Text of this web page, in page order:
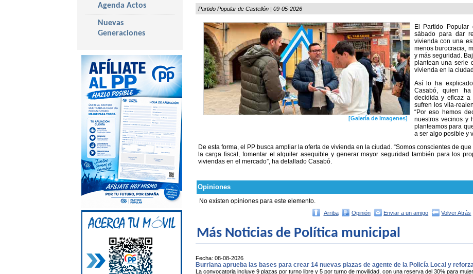
Partido Popular de Castellón | 09-05-2026
[Galería de Imagenes]
El Partido
sábado para dar
vivienda con una
menos burocracia,
y más seguridad.
plantean una serie
vivienda en la
Así lo ha
Casabó, quien
decidida y eficaz a
sufren los vila-
“Por eso hemos
nuestros vecinos y
planteamos para
a ser algo posible y
De esta forma, el PP busca ampliar la oferta de vivienda en la ciudad. “Somos conscientes de
la carga fiscal, fomentar el alquiler asequible y generar mayor seguridad también para los
viviendas en el mercado”, ha detallado Casabó.
Opiniones
No existen opiniones para este elemento.
Arriba Opinión Enviar a un amigo Volver Atrás
Más Noticias de Política municipal
Fecha: 08-08-2026
Burriana aprueba las bases para crear 14 nuevas plazas de agente de la Policía Local y
La convocatoria incluye 9 plazas por turno libre y 5 por turno de movilidad, con una reserva del 30% para
Agenda Actos
Nuevas
Generaciones